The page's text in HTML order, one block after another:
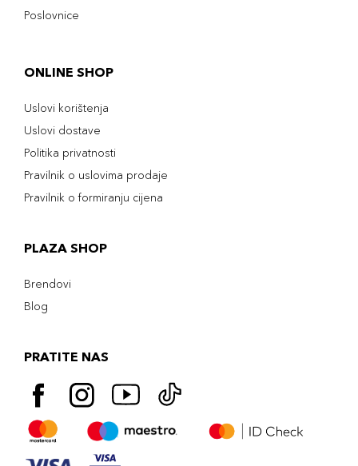
Poslovnice
ONLINE SHOP
Uslovi korištenja
Uslovi dostave
Politika privatnosti
Pravilnik o uslovima prodaje
Pravilnik o formiranju cijena
PLAZA SHOP
Brendovi
Blog
PRATITE NAS